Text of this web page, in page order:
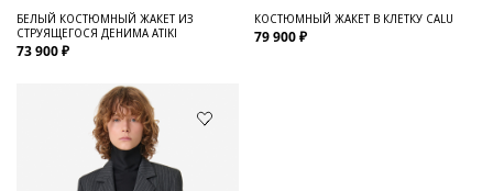
БЕЛЫЙ КОСТЮМНЫЙ ЖАКЕТ ИЗ
СТРУЯЩЕГОСЯ ДЕНИМА ATIKI
73 900 ₽
КОСТЮМНЫЙ ЖАКЕТ В КЛЕТКУ CALU
79 900 ₽